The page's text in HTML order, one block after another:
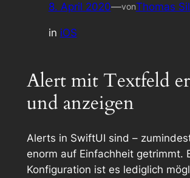
8. April 2020—vonThomas
in iOS
Alert mit Textfeld
und anzeigen
Alerts in SwiftUI sind –
enorm auf Einfachheit getrimmt.
Konfiguration ist es lediglich